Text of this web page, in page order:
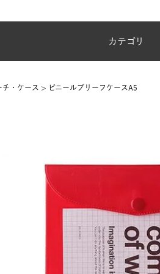
カテゴリ
チ・ケース ビニールブリーフケースA5